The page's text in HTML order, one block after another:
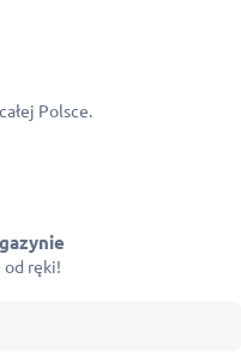
Polsce.
od ręki!